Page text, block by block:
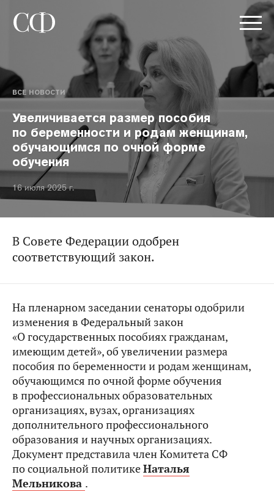
ВСЕ НОВОСТИ
Увеличивается размер пособия
по беременности и родам женщинам,
обучающимся по очной форме
обучения
16 июля 2025 г.
В Совете Федерации одобрен
соответствующий закон.
На пленарном заседании сенаторы одобрили
изменения в Федеральный закон
«О государственных пособиях гражданам,
имеющим детей», об увеличении размера
пособия по беременности и родам женщинам,
обучающимся по очной форме обучения
в профессиональных образовательных
организациях, вузах, организациях
дополнительного профессионального
образования и научных организациях.
Документ представила член Комитета СФ
по социальной политикеНаталья
Мельникова .